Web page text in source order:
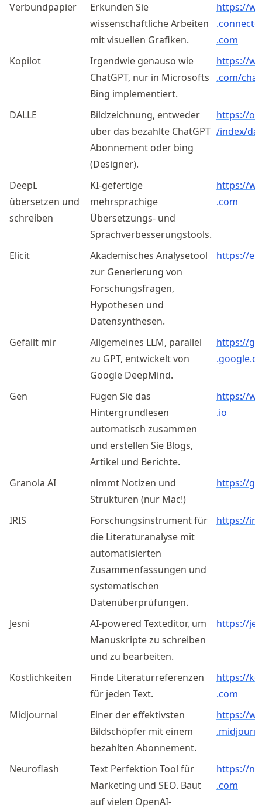
Verbundpapier
Erkunden Sie
wissenschaftliche Arbeiten
mit visuellen Grafiken.
https://
.com
Kopilot
Irgendwie genauso wie
ChatGPT, nur in Microsofts
Bing implementiert.
https://
.com/chat
DALLE
Bildzeichnung, entweder
über das bezahlte ChatGPT
Abonnement oder bing
(Designer).
https://
/index/
DeepL
übersetzen und
schreiben
KI-gefertige
mehrsprachige
Übersetzungs- und
Sprachverbesserungstools.
https://
.com
Elicit
Akademisches Analysetool
zur Generierung von
Forschungsfragen,
Hypothesen und
Datensynthesen.
https://
Gefällt mir
Allgemeines LLM, parallel
zu GPT, entwickelt von
Google DeepMind.
https://
.google
Gen
Fügen Sie das
Hintergrundlesen
automatisch zusammen
und erstellen Sie Blogs,
Artikel und Berichte.
https://
.io
Granola AI
nimmt Notizen und
Strukturen (nur Mac!)
https://
IRIS
Forschungsinstrument für
die Literaturanalyse mit
automatisierten
Zusammenfassungen und
systematischen
Datenüberprüfungen.
https://
Jesni
AI-powered Texteditor, um
Manuskripte zu schreiben
und zu bearbeiten.
https://
Köstlichkeiten
Finde Literaturreferenzen
für jeden Text.
https://
.com
Midjournal
Einer der effektivsten
Bildschöpfer mit einem
bezahlten Abonnement.
https://
Neuroflash
Text Perfektion Tool für
Marketing und SEO. Baut
auf vielen OpenAI-
https://
.com